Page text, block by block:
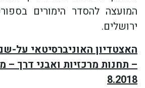
המועצה להסדר הימורים
ירושלים.
האצטדיון האוניברסיטאי על-
– תחנות מרכזיות ואבני דרך –
8.2018